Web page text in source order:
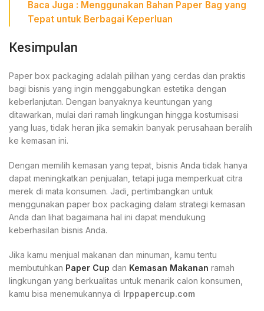
Baca Juga : Menggunakan Bahan Paper Bag yang
Tepat untuk Berbagai Keperluan
Kesimpulan
Paper box packaging adalah pilihan yang cerdas dan praktis
bagi bisnis yang ingin menggabungkan estetika dengan
keberlanjutan. Dengan banyaknya keuntungan yang
ditawarkan, mulai dari ramah lingkungan hingga kostumisasi
yang luas, tidak heran jika semakin banyak perusahaan beralih
ke kemasan ini.
Dengan memilih kemasan yang tepat, bisnis Anda tidak hanya
dapat meningkatkan penjualan, tetapi juga memperkuat citra
merek di mata konsumen. Jadi, pertimbangkan untuk
menggunakan paper box packaging dalam strategi kemasan
Anda dan lihat bagaimana hal ini dapat mendukung
keberhasilan bisnis Anda.
Jika kamu menjual makanan dan minuman, kamu tentu
membutuhkan Paper Cup dan Kemasan Makanan ramah
lingkungan yang berkualitas untuk menarik calon konsumen,
kamu bisa menemukannya di Irppapercup.com